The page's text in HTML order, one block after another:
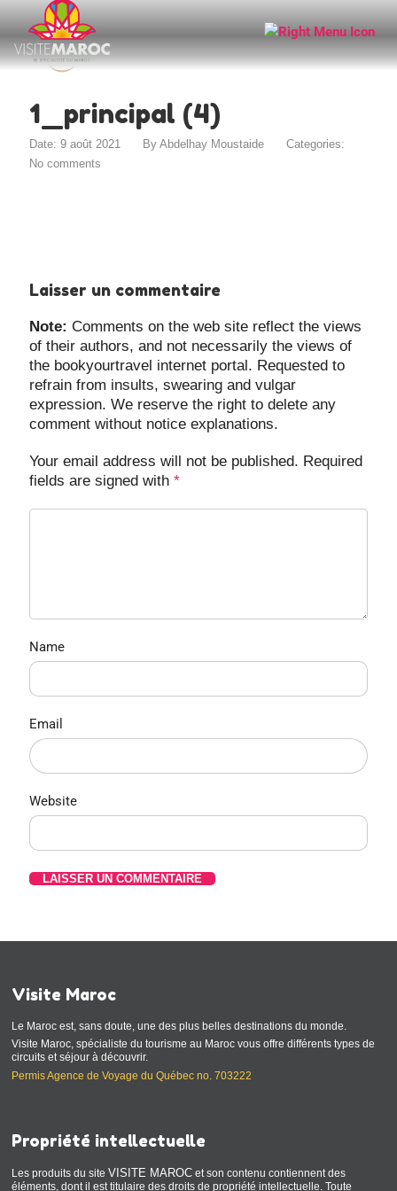
1_principal (4)
Date: 9 août 2021 ByAbdelhay Moustaide
Categories:
No comments
Laisser un commentaire
Note: Comments on the web site reflect the views
of their authors, and not necessarily the views of
the bookyourtravel internet portal. Requested to
refrain from insults, swearing and vulgar
expression. We reserve the right to delete any
comment without notice explanations.
Your email address will not be published. Required
fields are signed with*
Name
Email
Website
Visite Maroc
Le Maroc est, sans doute, une des plus belles destinations du monde.
Visite Maroc, spécialiste du tourisme au Maroc vous offre différents types de
circuits et séjour à découvrir.
Permis Agence de Voyage du Québec no. 703222
Propriété intellectuelle
Les produits du siteVISITE MAROC et son contenu contiennent des
éléments, dont il est titulaire des droits de propriété intellectuelle. Toute